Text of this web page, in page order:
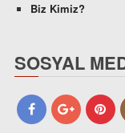
Biz Kimiz?
SOSYAL